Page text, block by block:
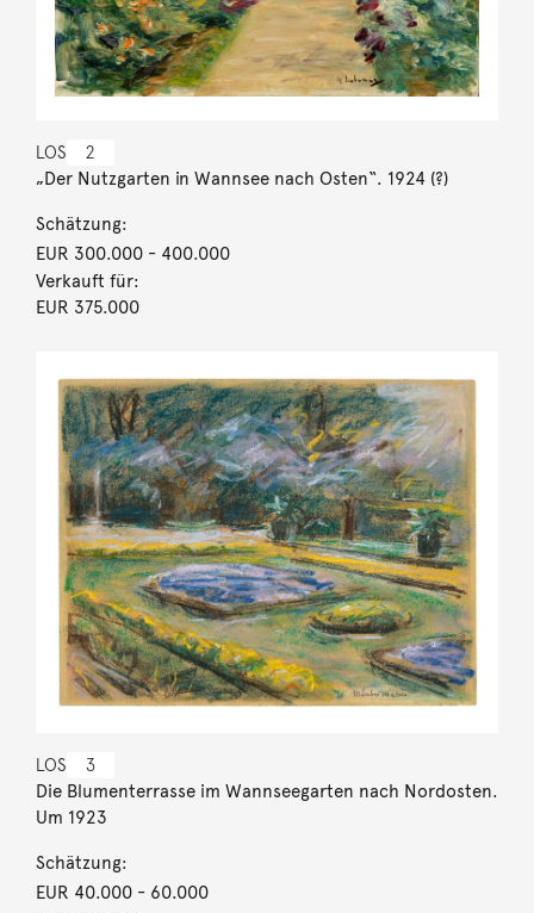
LOS 2
„Der Nutzgarten in Wannsee nach Osten“. 1924 (?)
Schätzung:
EUR 300.000- 400.000
Verkauft für:
EUR 375.000
LOS 3
Die Blumenterrasse im Wannseegarten nach Nordosten.
Um 1923
Schätzung:
EUR 40.000- 60.000